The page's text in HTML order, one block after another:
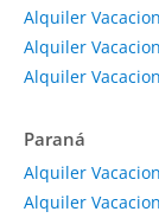
Alquiler
Alquiler
Alquiler
Paraná
Alquiler
Alquiler